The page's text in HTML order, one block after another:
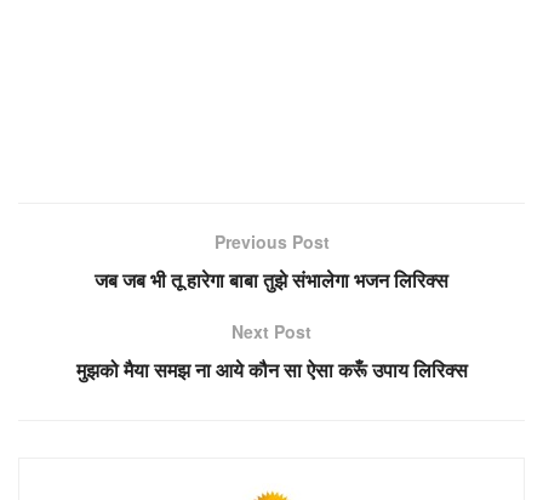
Previous Post
जब जब भी तू हारेगा बाबा तुझे संभालेगा भजन लिरिक्स
Next Post
मुझको मैया समझ ना आये कौन सा ऐसा करूँ उपाय लिरिक्स